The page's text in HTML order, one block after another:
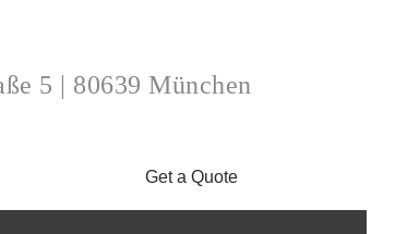
5 | 80639 München
Get a Quote